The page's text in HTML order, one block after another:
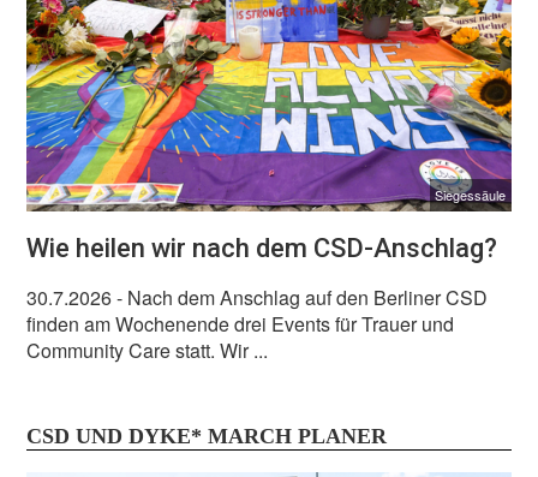
Siegessäule
Wie heilen wir nach dem CSD-Anschlag?
30.7.2026- Nach dem Anschlag auf den Berliner CSD
finden am Wochenende drei Events für Trauer und
Community Care statt. Wir ...
CSD UND DYKE* MARCH PLANER